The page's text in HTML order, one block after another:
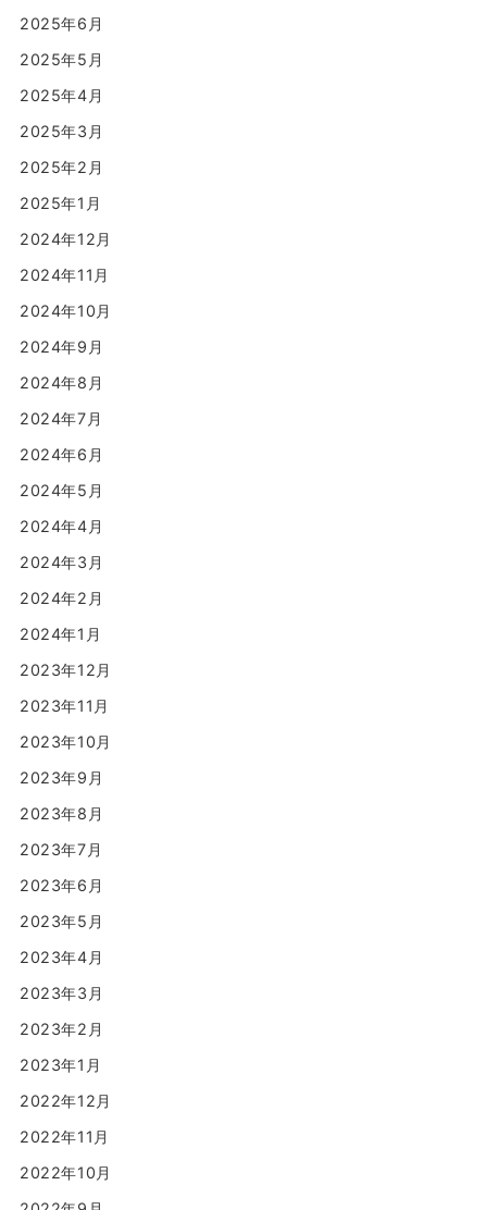
2025年6月
2025年5月
2025年4月
2025年3月
2025年2月
2025年1月
2024年12月
2024年11月
2024年10月
2024年9月
2024年8月
2024年7月
2024年6月
2024年5月
2024年4月
2024年3月
2024年2月
2024年1月
2023年12月
2023年11月
2023年10月
2023年9月
2023年8月
2023年7月
2023年6月
2023年5月
2023年4月
2023年3月
2023年2月
2023年1月
2022年12月
2022年11月
2022年10月